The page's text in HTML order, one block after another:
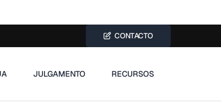
CONTACTO
JULGAMENTO RECURSOS